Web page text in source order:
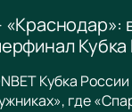
Кубка
Кубка
где